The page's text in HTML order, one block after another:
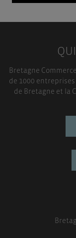
Bretagne
de 1000
de Bretagne et la